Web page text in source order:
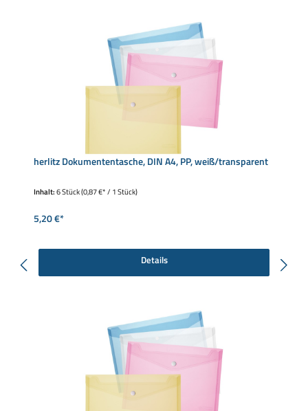
herlitz Dokumententasche, DIN A4, PP, weiß/transparent
Inhalt:6 Stück(0,87 €* / 1 Stück)
5,20 €*
Details